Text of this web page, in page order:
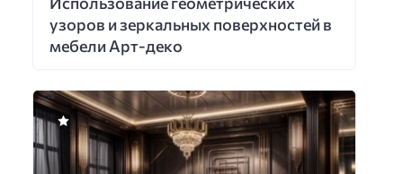
узоров и зеркальных поверхностей в
мебели Арт-деко